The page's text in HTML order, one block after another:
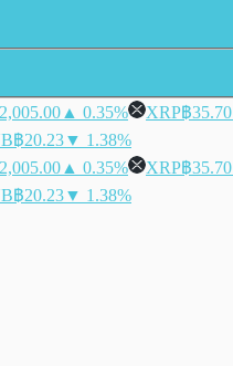
▲ 0.35% XRP฿35.70
฿20.23▼ 1.38%
▲ 0.35% XRP฿35.70
฿20.23▼ 1.38%